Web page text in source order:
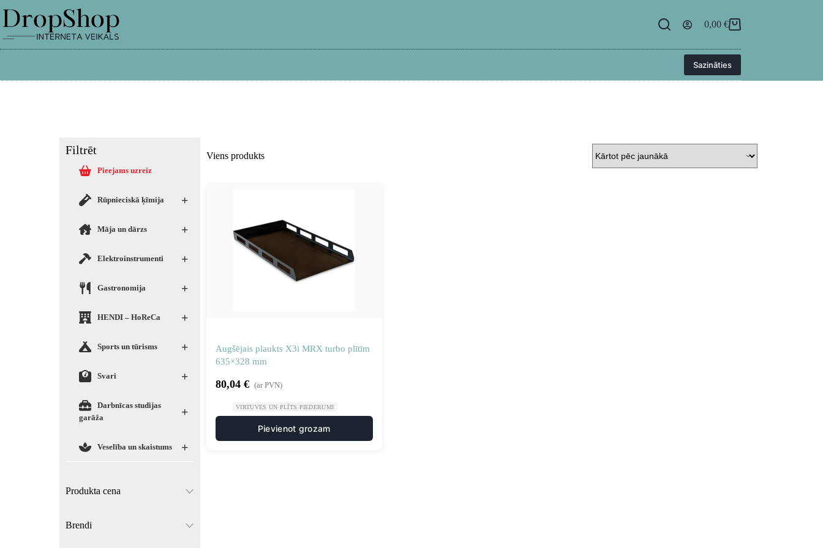
0,00 €
Sazināties
Filtrēt
Pieejams uzreiz
+
Rūpnieciskā ķīmija
+
Māja un dārzs
+
Elektroinstrumenti
+
Gastronomija
+
HENDI – HoReCa
+
Sports un tūrisms
+
Svari
+
Darbnīcas studijas
garāža
+
Veselība un skaistums
Produkta cena
Brendi
Viens produkts
Augšējais plaukts X3i MRX turbo plītīm
635×328 mm
80,04 € (ar PVN)
VIRTUVES UN PLĪTS PIEDERUMI
Pievienot grozam